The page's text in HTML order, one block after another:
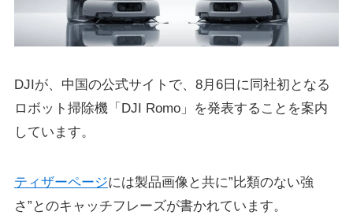
DJIが、中国の公式サイトで、8月6日に同社初となる
ロボット掃除機「DJI Romo」を発表することを案内
しています。
ティザーページには製品画像と共に”比類のない強
さ”とのキャッチフレーズが書かれています。